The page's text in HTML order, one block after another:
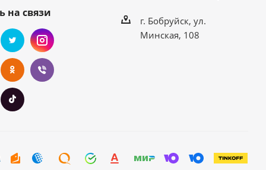
на связи
г. Бобруйск, ул.
Минская, 108